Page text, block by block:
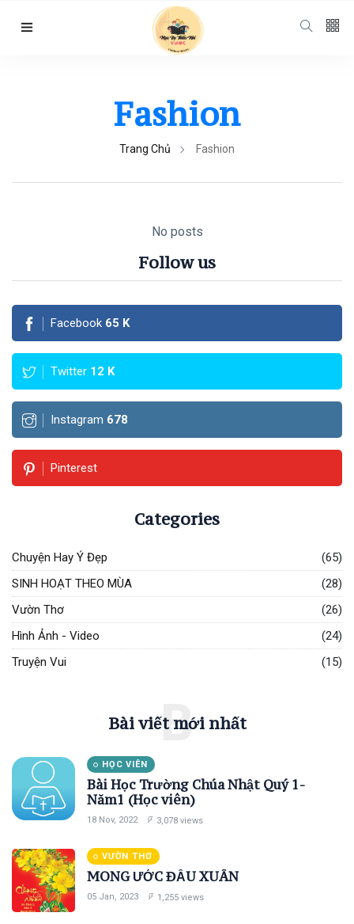
Follow us
Chuyện Hay Ý
Đẹp
SINH HOẠT
THEO MÙA
(28)
Vườn Thơ
(26)
Hình Ảnh -
Bài viết
mới nhất
B
HỌC
(Học viên)
THƠ
MONG
ƯỚC ĐẦU
05
Jan,
2023
1,255
views
GIÁO
VIÊN
Fashion
Trang Chủ Fashion
No posts
Follow us
Facebook 65 K
Twitter 12 K
Instagram 678
Pinterest
Categories
Chuyện Hay Ý Đẹp
(65)
SINH HOẠT THEO MÙA
(28)
Vườn Thơ
(26)
Hình Ảnh - Video
(24)
Truyện Vui
(15)
Bài viết mới nhất
B
HỌC VIÊN
Bài Học Trường Chúa Nhật Quý 1-
Năm1 (Học viên)
18 Nov, 2022 3,078 views
VƯỜN THƠ
MONG ƯỚC ĐẦU XUÂN
05 Jan, 2023 1,255 views